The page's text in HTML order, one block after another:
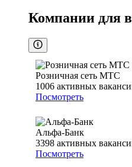
Компании для
Розничная сеть МТС
1006 активных
Посмотреть
Альфа-Банк
3398 активных
Посмотреть